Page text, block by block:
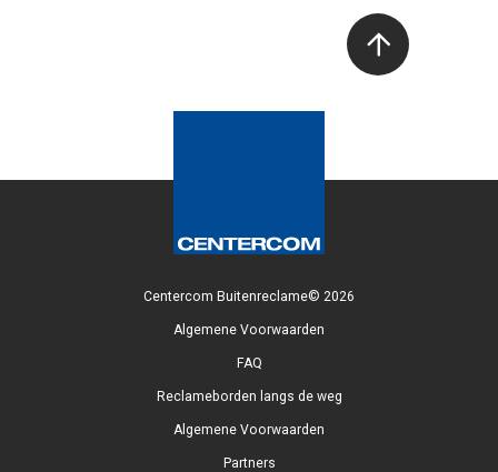
Centercom Buitenreclame© 2026
Algemene Voorwaarden
FAQ
Reclameborden langs de weg
Algemene Voorwaarden
Partners